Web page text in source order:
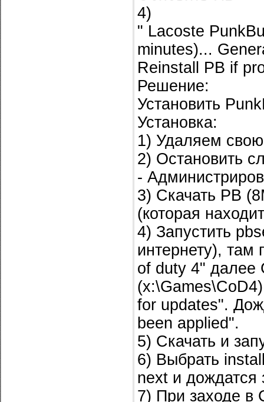
4)
" Lacoste
minutes)...
Reinstall PB if
Решение:
Установить
Установка:
1) Удаляем
2) Остановить
-
3) Скачать PB
(которая
4) Запустить
интернету),
of duty 4" далее
for updates".
been applied".
5) Скачать и
6) Выбрать
next и дождатся
7) При заходе в